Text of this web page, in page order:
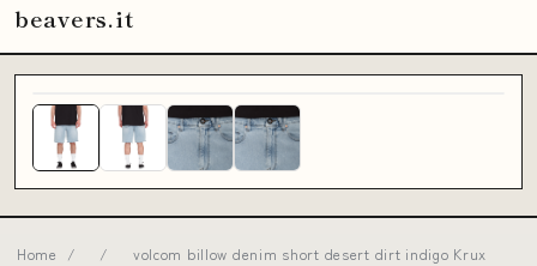
beavers.it
Home / /
volcom billow denim short desert dirt indigo Krux